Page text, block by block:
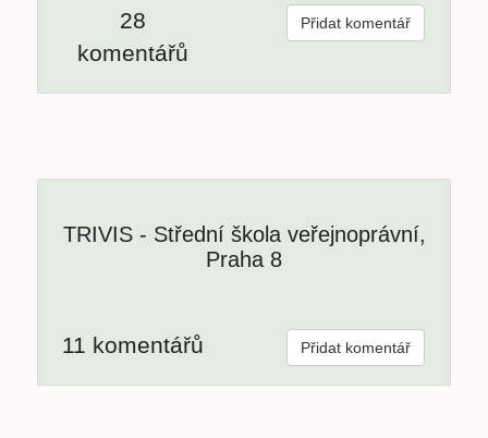
28
komentářů
Přidat komentář
TRIVIS - Střední škola veřejnoprávní,
Praha 8
11 komentářů Přidat komentář